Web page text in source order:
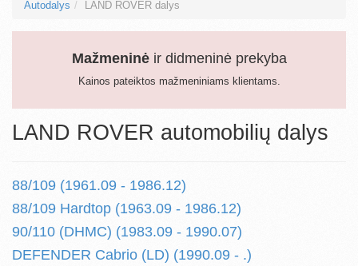
Autodalys LAND ROVER dalys
Mažmeninėir didmeninė prekyba
Kainos pateiktos mažmeniniams klientams.
LAND ROVER automobilių dalys
88/109 (1961.09 - 1986.12)
88/109 Hardtop (1963.09 - 1986.12)
90/110 (DHMC) (1983.09 - 1990.07)
DEFENDER Cabrio (LD) (1990.09 - .)